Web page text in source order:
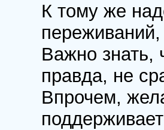
К тому же
Важно знать,
правда, не
Впрочем,